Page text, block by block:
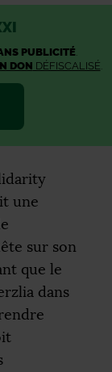
PUBLICITÉ.
DON DÉFISCALISÉ
une
sur son
que le
dans